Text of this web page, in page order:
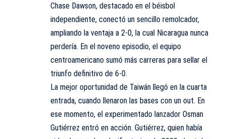
Chase Dawson, destacado en el béisbol
independiente, conectó un sencillo remolcador,
ampliando la ventaja a 2-0, la cual Nicaragua nunca
perdería. En el noveno episodio, el equipo
centroamericano sumó más carreras para sellar el
triunfo definitivo de 6-0.
La mejor oportunidad de Taiwán llegó en la cuarta
entrada, cuando llenaron las bases con un out. En
ese momento, el experimentado lanzador Osman
Gutiérrez entró en acción. Gutiérrez, quien había